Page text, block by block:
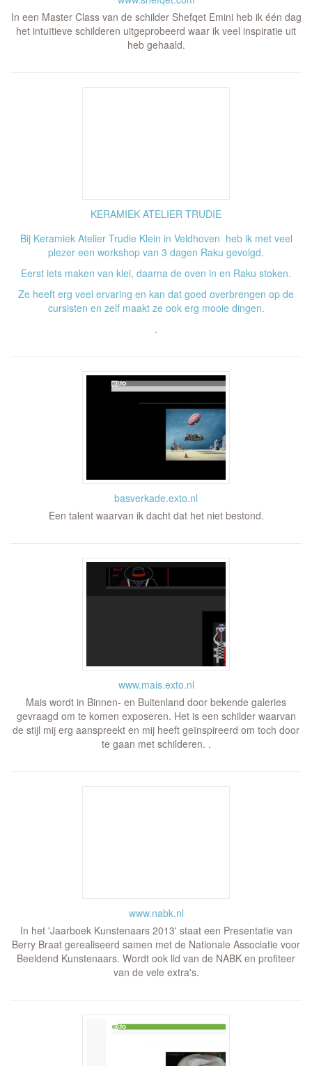
In een Master Class van de schilder Shefqet Emini heb ik één dag
het intuïtieve schilderen uitgeprobeerd waar ik veel inspiratie uit
heb gehaald.
KERAMIEK ATELIER TRUDIE
Bij Keramiek Atelier Trudie Klein in Veldhoven heb ik met veel
plezer een workshop van 3 dagen Raku gevolgd.
Eerst iets maken van klei, daarna de oven in en Raku stoken.
Ze heeft erg veel ervaring en kan dat goed overbrengen op de
cursisten en zelf maakt ze ook erg mooie dingen.
.
basverkade.exto.nl
Een talent waarvan ik dacht dat het niet bestond.
www.mais.exto.nl
Mais wordt in Binnen- en Buitenland door bekende galeries
gevraagd om te komen exposeren. Het is een schilder waarvan
de stijl mij erg aanspreekt en mij heeft geïnspireerd om toch door
te gaan met schilderen. .
www.nabk.nl
In het 'Jaarboek Kunstenaars 2013' staat een Presentatie van
Berry Braat gerealiseerd samen met de Nationale Associatie voor
Beeldend Kunstenaars. Wordt ook lid van de NABK en profiteer
van de vele extra's.